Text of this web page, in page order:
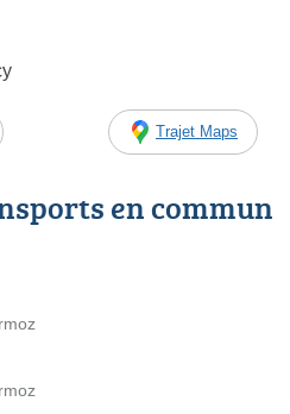
Trajet Maps
en commun